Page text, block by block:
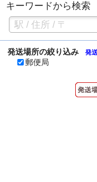
キーワードから検索
発送場所の絞り込み 発
郵便局